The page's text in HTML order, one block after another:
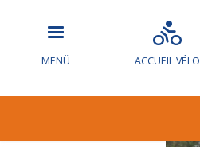
MENÜ ACCUEIL VÉLO